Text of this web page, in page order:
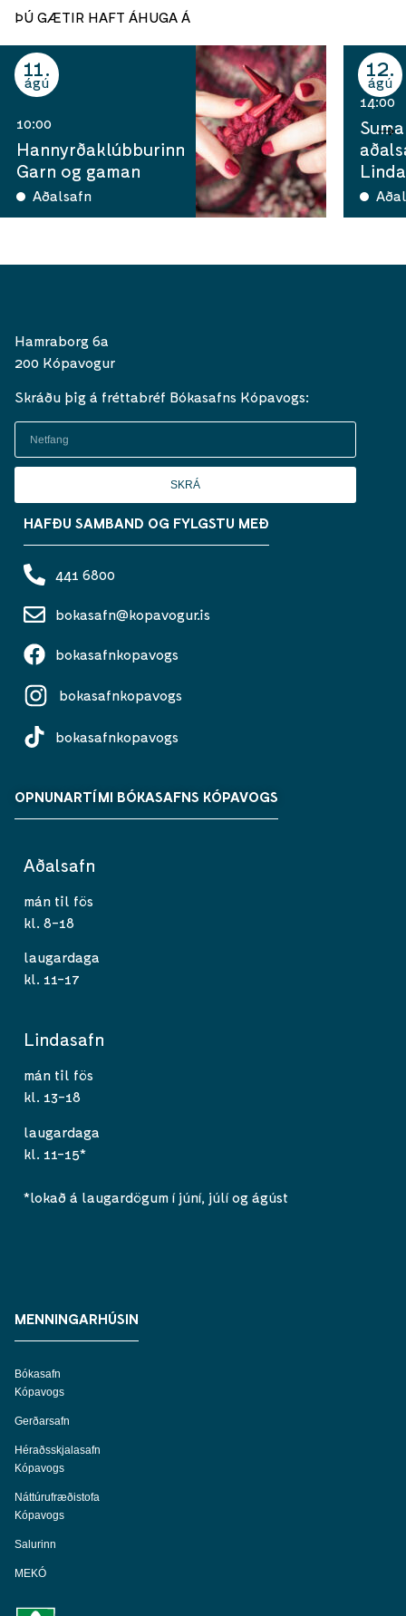
ÞÚ GÆTIR HAFT ÁHUGA Á
11
ágú
10:00
Hannyrðaklúbburinn
Garn og gaman
Aðalsafn
12
ágú
14:00
Hamraborg 6a
200 Kópavogur
Skráðu þig á fréttabréf Bókasafns Kópavogs:
SKRÁ
HAFÐU SAMBAND OG FYLGSTU MEÐ
441 6800
bokasafn@kopavogur.is
bokasafnkopavogs
bokasafnkopavogs
bokasafnkopavogs
OPNUNARTÍMI BÓKASAFNS KÓPAVOGS
Aðalsafn
mán til fös
kl. 8-18
laugardaga
kl. 11-17
Lindasafn
mán til fös
kl. 13-18
laugardaga
kl. 11-15*
*lokað á laugardögum í júní, júlí og ágúst
MENNINGARHÚSIN
Bókasafn
Kópavogs
Gerðarsafn
Héraðsskjalasafn
Kópavogs
Náttúrufræðistofa
Kópavogs
Salurinn
MEKÓ